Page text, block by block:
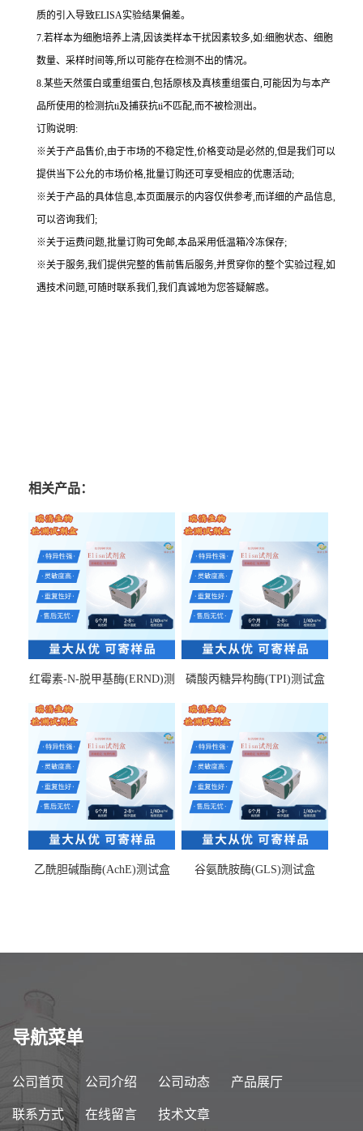
质的引入导致ELISA实验结果偏差。
7.若样本为细胞培养上清,因该类样本干扰因素较多,如:细胞状态、细胞
数量、采样时间等,所以可能存在检测不出的情况。
8.某些天然蛋白或重组蛋白,包括原核及真核重组蛋白,可能因为与本产
品所使用的检测抗ti及捕获抗ti不匹配,而不被检测出。
订购说明:
※关于产品售价,由于市场的不稳定性,价格变动是必然的,但是我们可以
提供当下公允的市场价格,批量订购还可享受相应的优惠活动;
※关于产品的具体信息,本页面展示的内容仅供参考,而详细的产品信息,
可以咨询我们;
※关于运费问题,批量订购可免邮,本品采用低温箱冷冻保存;
※关于服务,我们提供完整的售前售后服务,并贯穿你的整个实验过程,如
遇技术问题,可随时联系我们,我们真诚地为您答疑解惑。
相关产品：
红霉素-N-脱甲基酶(ERND)测
磷酸丙糖异构酶(TPI)测试盒
乙酰胆碱酯酶(AchE)测试盒 谷氨酰胺酶(GLS)测试盒
导航菜单
公司首页 公司介绍 公司动态 产品展厅
联系方式 在线留言 技术文章